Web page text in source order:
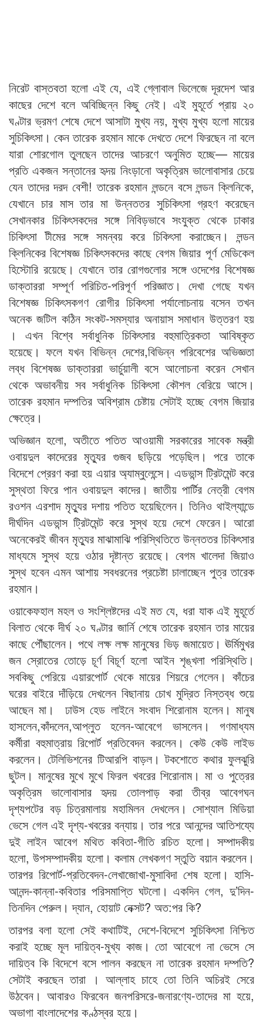
নিরেট বাস্তবতা হলো এই যে, এই গ্লোবাল ভিলেজে দূরদেশ আর
কাছের দেশে বলে অবিচ্ছিন্ন কিছু নেই। এই মুহূর্তে প্রায় ২০
ঘণ্টার ভ্রমণ শেষে দেশে আসাটা মুখ্য নয়, মুখ্য মুখ্য হলো মায়ের
সুচিকিৎসা। কেন তারেক রহমান মাকে দেখতে দেশে ফিরছেন না বলে
যারা শোরগোল তুলছেন তাদের আচরণে অনুমিত হচ্ছে— মায়ের
প্রতি একজন সন্তানের হৃদয় নিংড়ানো অকৃত্রিম ভালোবাসার চেয়ে
যেন তাদের দরদ বেশী! তারেক রহমান লন্ডনে বসে লন্ডন ক্লিনিকে,
যেখানে চার মাস তার মা উন্নততর সুচিকিৎসা গ্রহণ করেছেন
সেখানকার চিকিৎসকদের সঙ্গে নিবিড়ভাবে সংযুক্ত থেকে ঢাকার
চিকিৎসা টীমের সঙ্গে সমন্বয় করে চিকিৎসা করাচ্ছেন। লন্ডন
ক্লিনিকের বিশেষজ্ঞ চিকিৎসকদের কাছে বেগম জিয়ার পূর্ণ মেডিকেল
হিস্টোরি রয়েছে। যেখানে তার রোগগুলোর সঙ্গে ওদেশের বিশেষজ্ঞ
ডাক্তাররা সম্পূর্ণ পরিচিত-পরিপূর্ণ পরিজ্ঞাত। দেখা গেছে যখন
বিশেষজ্ঞ চিকিৎসকগণ রোগীর চিকিৎসা পর্যালোচনায় বসেন তখন
অনেক জটিল কঠিন সংকট-সমস্যার অনায়াস সমাধান উত্তরণ হয়
। এখন বিশ্বে সর্বাধুনিক চিকিৎসার বহুমাত্রিকতা আবিষ্কৃত
হয়েছে। ফলে যখন বিভিন্ন দেশের,বিভিন্ন পরিবেশের অভিজ্ঞতা
লব্ধ বিশেষজ্ঞ ডাক্তাররা ভার্চুয়ালী বসে আলোচনা করেন সেখান
থেকে অভাবনীয় সব সর্বাধুনিক চিকিৎসা কৌশল বেরিয়ে আসে।
তারেক রহমান দম্পতির অবিশ্রাম চেষ্টায় সেটাই হচ্ছে বেগম জিয়ার
ক্ষেত্রে।
অভিজ্ঞান হলো, অতীতে পতিত আওয়ামী সরকারের সাবেক মন্ত্রী
ওবায়দুল কাদেরের মৃত্যুর গুজব ছড়িয়ে পড়েছিল। পরে তাকে
বিদেশে প্রেরণ করা হয় এয়ার অ্যাম্বুলেন্সে। এডভান্স ট্রিটমেন্ট করে
সুস্থতা ফিরে পান ওবায়দুল কাদের। জাতীয় পার্টির নেত্রী বেগম
রওশন এরশাদ মৃত্যুর দশায় পতিত হয়েছিলেন। তিনিও থাইল্যান্ডে
দীর্ঘদিন এডভান্স ট্রিটমেন্ট করে সুস্থ হয়ে দেশে ফেরেন। আরো
অনেকেরই জীবন মৃত্যুর মাঝামাঝি পরিস্থিতিতে উন্নততর চিকিৎসার
মাধ্যমে সুস্থ হয়ে ওঠার দৃষ্টান্ত রয়েছে। বেগম খালেদা জিয়াও
সুস্থ হবেন এমন আশায় সবধরনের প্রচেষ্টা চালাচ্ছেন পুত্র তারেক
রহমান।
ওয়াকেফহাল মহল ও সংশ্লিষ্টদের এই মত যে, ধরা যাক এই মুহূর্তে
বিলাত থেকে দীর্ঘ ২০ ঘণ্টার জার্নি শেষে তারেক রহমান তার মায়ের
কাছে পৌঁছালেন। পথে লক্ষ লক্ষ মানুষের ভিড় জমায়েত। ঊর্মিমুখর
জন স্রোতের তোড়ে চূর্ণ বিচূর্ণ হলো আইন শৃঙ্খলা পরিস্থিতি।
সবকিছু পেরিয়ে এয়ারপোর্ট থেকে মায়ের শিয়রে গেলেন। কাঁচের
ঘরের বাইরে দাঁড়িয়ে দেখলেন বিছানায় চোখ মুদ্রিত নিস্তব্ধ শুয়ে
আছেন মা। ঢাউস হেড লাইনে সংবাদ শিরোনাম হলেন। মানুষ
হাসলেন,কাঁদলেন,আপ্লুত হলেন-আবেগে ভাসলেন। গণমাধ্যম
কর্মীরা বহুমাত্রায় রিপোর্ট প্রতিবেদন করলেন। কেউ কেউ লাইভ
করলেন। টেলিভিশনের টিআরপি বাড়ল। টকশোতে কথার ফুলঝুরি
ছুটল। মানুষের মুখে মুখে ফিরল খবরের শিরোনাম। মা ও পুত্রের
অকৃত্রিম ভালোবাসার হৃদয় তোলপাড় করা তীব্র আবেগঘন
দৃশ্যপটের বড় চিত্রমালায় মহামিলন দেখলেন। সোশ্যাল মিডিয়া
ভেসে গেল এই দৃশ্য-খবরের বন্যায়। তার পরে আনন্দের আতিশয্যে
দুই লাইন আবেগ মথিত কবিতা-গীতি রচিত হলো। সম্পাদকীয়
হলো, উপসম্পাদকীয় হলো। কলাম লেখকগণ স্তুতি বয়ান করলেন।
তারপর রিপোর্ট-প্রতিবেদন-লেখাজোখা-মুসাবিদা শেষ হলো। হাসি-
আনন্দ-কান্না-কবিতার পরিসমাপ্তি ঘটলো। একদিন গেল, দু’দিন-
তিনদিন পেরুল। দ্যান, হোয়াট নেক্সট? অত:পর কি?
তারপর বলা হলো সেই কথাটিই, দেশে-বিদেশে সুচিকিৎসা নিশ্চিত
করাই হচ্ছে মূল দায়িত্ব-মুখ্য কাজ। তো আবেগে না ভেসে সে
দায়িত্ব কি বিদেশে বসে পালন করছেন না তারেক রহমান দম্পতি?
সেটাই করছেন তারা । আল্লাহ চাহে তো তিনি অচিরই সেরে
উঠবেন। আবারও ফিরবেন জনপরিসরে-জনারণ্যে-তাদের মা হয়ে,
অভাগা বাংলাদেশের কণ্ঠস্বর হয়ে।